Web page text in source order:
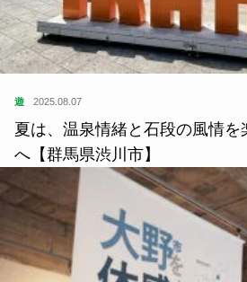
遊 2025.08.07
夏は、温泉情緒と石段の風情を
へ【群馬県渋川市】